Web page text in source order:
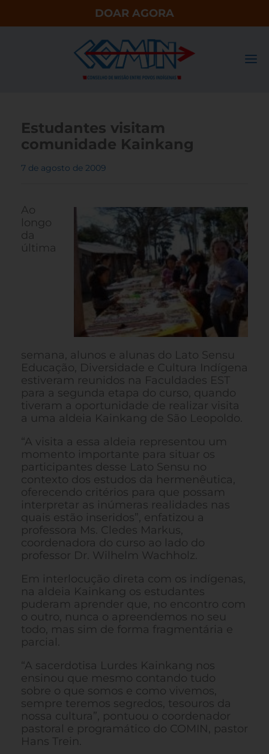
DOAR AGORA
Estudantes visitam
comunidade Kainkang
7 de agosto de 2009
Ao
longo
da
última
semana, alunos e alunas do Lato Sensu
Educação, Diversidade e Cultura Indígena
estiveram reunidos na Faculdades EST
para a segunda etapa do curso, quando
tiveram a oportunidade de realizar visita
a uma aldeia Kainkang de São Leopoldo.
“A visita a essa aldeia representou um
momento importante para situar os
participantes desse Lato Sensu no
contexto dos estudos da hermenêutica,
oferecendo critérios para que possam
interpretar as inúmeras realidades nas
quais estão inseridos”, enfatizou a
professora Ms. Cledes Markus,
coordenadora do curso ao lado do
professor Dr. Wilhelm Wachholz.
Em interlocução direta com os indígenas,
na aldeia Kainkang os estudantes
puderam aprender que, no encontro com
o outro, nunca o apreendemos no seu
todo, mas sim de forma fragmentária e
parcial.
“A sacerdotisa Lurdes Kainkang nos
ensinou que mesmo contando tudo
sobre o que somos e como vivemos,
sempre teremos segredos, tesouros da
nossa cultura”, pontuou o coordenador
pastoral e programático do COMIN, pastor
Hans Trein.